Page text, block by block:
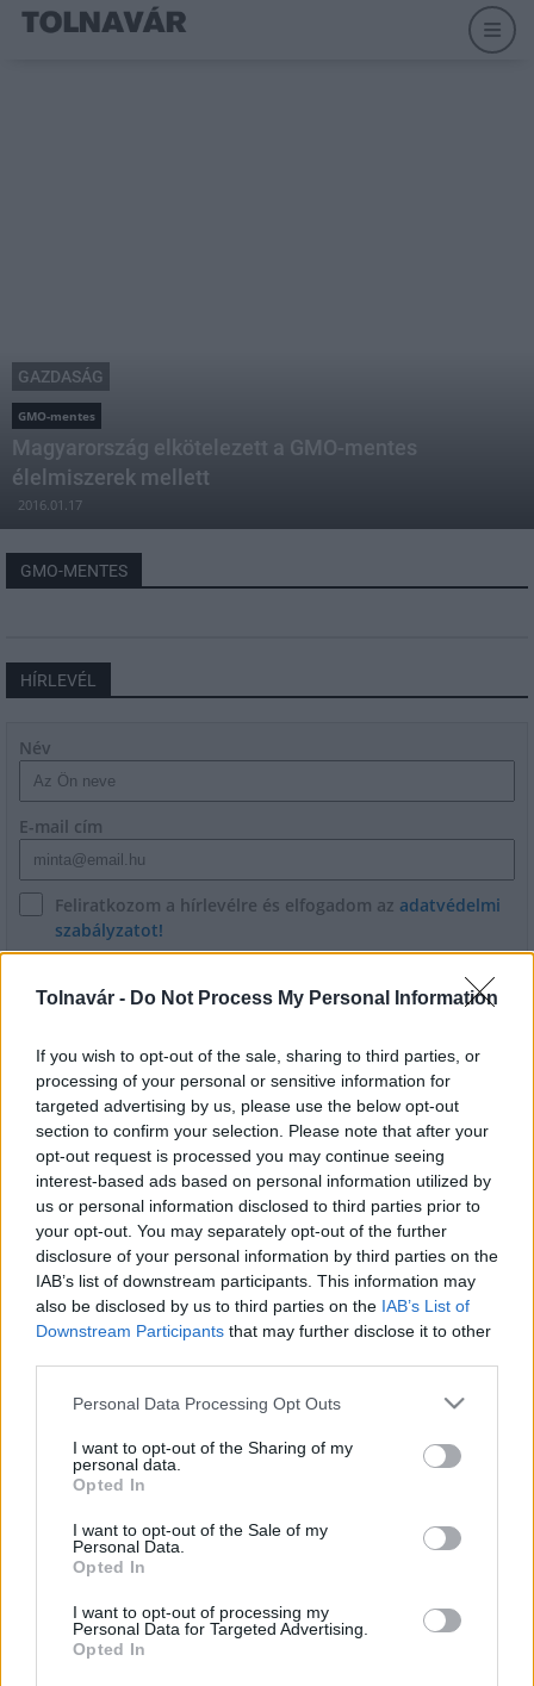
Tolnavár - Do Not Process My Personal Information
If you wish to opt-out of the sale, sharing to third parties, or
processing of your personal or sensitive information for
targeted advertising by us, please use the below opt-out
section to confirm your selection. Please note that after your
opt-out request is processed you may continue seeing
interest-based ads based on personal information utilized by
us or personal information disclosed to third parties prior to
your opt-out. You may separately opt-out of the further
disclosure of your personal information by third parties on the
IAB’s list of downstream participants. This information may
also be disclosed by us to third parties on the IAB’s List of
Downstream Participants that may further disclose it to other
Please note that this website/app uses one or more Google
not limited to your visit or usage behaviour. You may click to
grant or deny consent to Google and its third-party tags to
use your data for below specified purposes in below Google
consent section.
Personal Data Processing Opt Outs
I want to opt-out of the Sharing of my
personal data.
Opted In
I want to opt-out of the Sale of my
Personal Data.
Opted In
I want to opt-out of processing my
Personal Data for Targeted Advertising.
Opted In
GAZDASÁG
GMO-mentes
Magyarország elkötelezett a GMO-mentes
élelmiszerek mellett
2016.01.17
GMO-MENTES
HÍRLEVÉL
Név
E-mail cím
Feliratkozom a hírlevélre és elfogadom az adatvédelmi
szabályzatot!
LEGFRISSEBB
Országos hírek
Megérkezett az eső a Duna vízgyűjtőjére
Megérkezett a rég várt eső a Duna vízgyűjtőjére, a folyó
magyarországi szakaszán azonban továbbra is csak pár
centiméteres vízszintváltozások jellemzőek.
Országos hírek
Kecskeméten is szakirányú továbbképzésekkel erősít a Gál
mutató szakmai felkészültség átadása, a folyamatos szakmai
A lakosságra is fontos szerep hárul a
szúnyoginvázió elkerülésében